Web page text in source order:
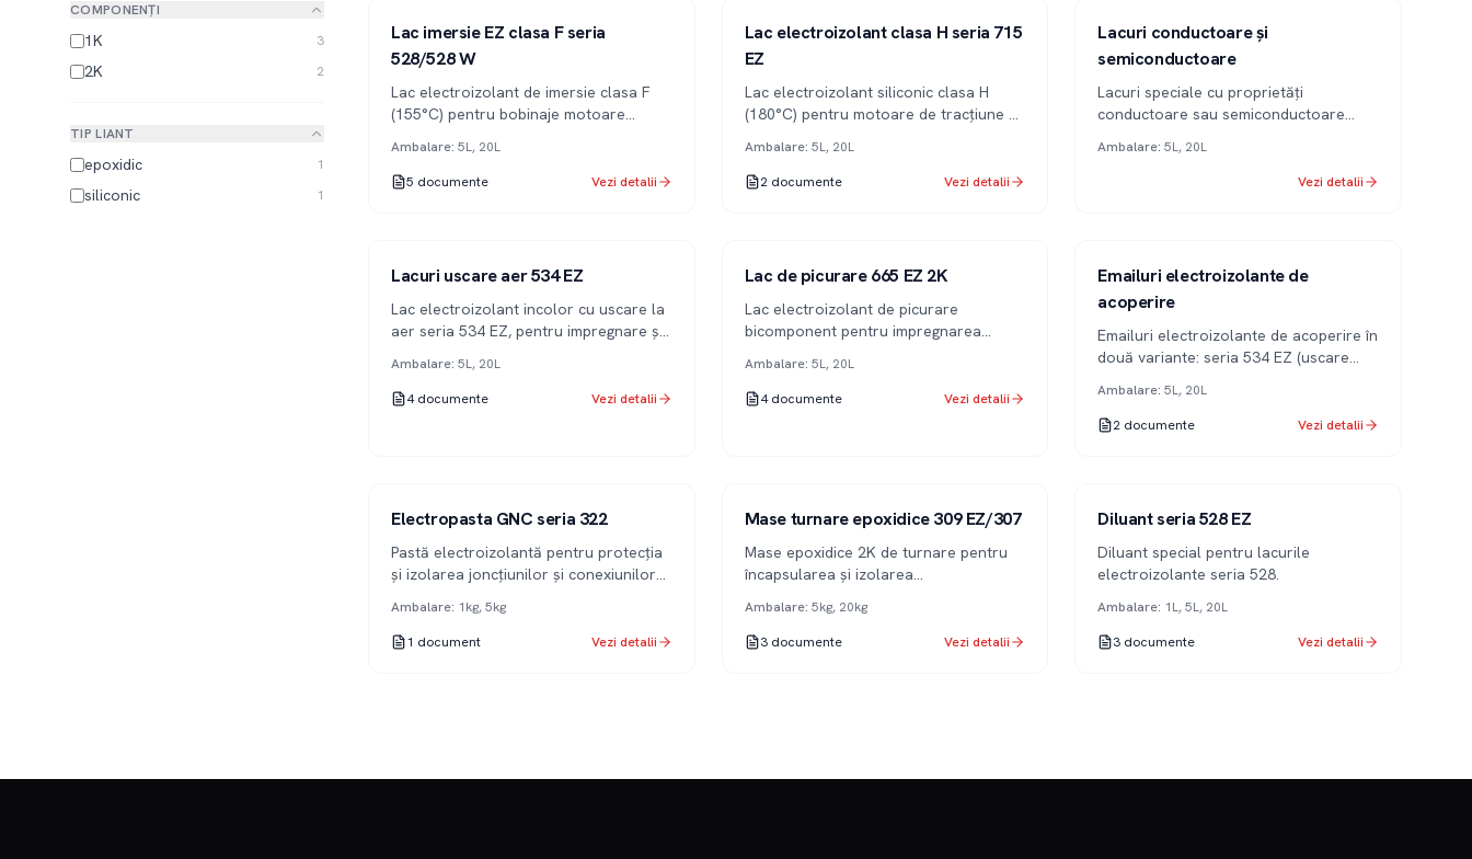
COMPONENȚI
1K 3
2K 2
TIP LIANT
epoxidic 1
siliconic 1
Lac imersie EZ clasa F seria
528/528 W
Lac electroizolant de imersie clasa F
(155°C) pentru bobinaje motoare
apă.
Ambalare: 5L, 20L
5 documente Vezi detalii
Lac electroizolant clasa H seria 715
EZ
Lac electroizolant siliconic clasa H
(180°C) pentru motoare de tracțiune și
Ambalare: 5L, 20L
2 documente Vezi detalii
Lacuri conductoare și
semiconductoare
Lacuri speciale cu proprietăți
conductoare sau semiconductoare
Ambalare: 5L, 20L
Vezi detalii
Lacuri uscare aer 534 EZ
Lac electroizolant incolor cu uscare la
aer seria 534 EZ, pentru impregnare și
Ambalare: 5L, 20L
4 documente Vezi detalii
Lac de picurare 665 EZ 2K
Lac electroizolant de picurare
bicomponent pentru impregnarea
Ambalare: 5L, 20L
4 documente Vezi detalii
Emailuri electroizolante de
acoperire
Emailuri electroizolante de acoperire în
două variante: seria 534 EZ (uscare
Ambalare: 5L, 20L
2 documente Vezi detalii
Electropasta GNC seria 322
Pastă electroizolantă pentru protecția
și izolarea joncțiunilor și conexiunilor
Ambalare: 1kg, 5kg
1 document Vezi detalii
Mase turnare epoxidice 309 EZ/307
Mase epoxidice 2K de turnare pentru
încapsularea și izolarea
Ambalare: 5kg, 20kg
3 documente Vezi detalii
Diluant seria 528 EZ
Diluant special pentru lacurile
electroizolante seria 528.
Ambalare: 1L, 5L, 20L
3 documente Vezi detalii